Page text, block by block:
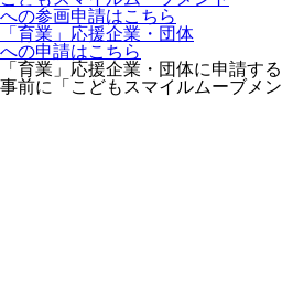
への参画申請はこちら
「育業」応援企業・団体
への申請はこちら
「育業」応援企業・団体に申請する
事前に「こどもスマイルムーブメ